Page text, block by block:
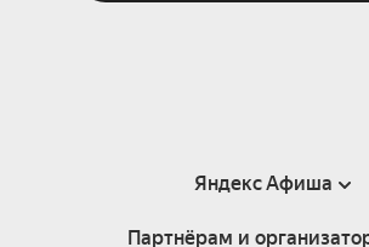
Яндекс Афиша
Справка
Партнёрам и